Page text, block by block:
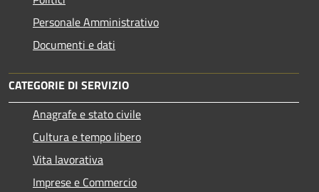
Personale Amministrativo
Documenti e dati
CATEGORIE DI SERVIZIO
Anagrafe e stato civile
Cultura e tempo libero
Vita lavorativa
Imprese e Commercio